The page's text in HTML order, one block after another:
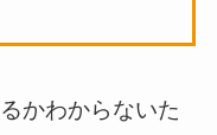
かわからないた